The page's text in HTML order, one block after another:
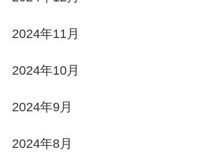
2024年11月
2024年10月
2024年9月
2024年8月